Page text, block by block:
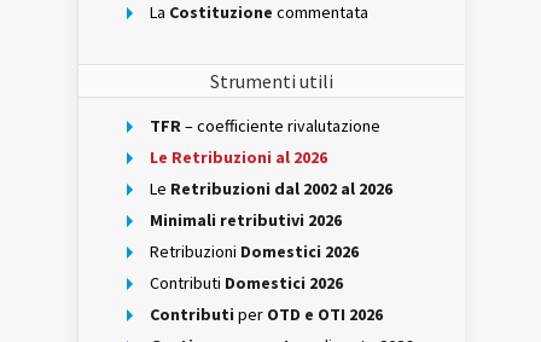
La Costituzione commentata
Strumenti utili
TFR– coefficiente rivalutazione
Le Retribuzioni al 2026
Le Retribuzioni dal 2002 al 2026
Minimali retributivi 2026
Retribuzioni Domestici 2026
Contributi Domestici 2026
Contributi per OTD e OTI 2026